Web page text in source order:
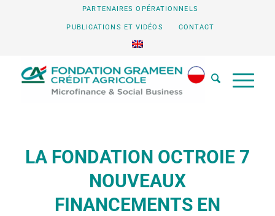
PARTENAIRES OPÉRATIONNELS
PUBLICATIONS ET VIDÉOS CONTACT
LA FONDATION OCTROIE 7
NOUVEAUX
FINANCEMENTS EN